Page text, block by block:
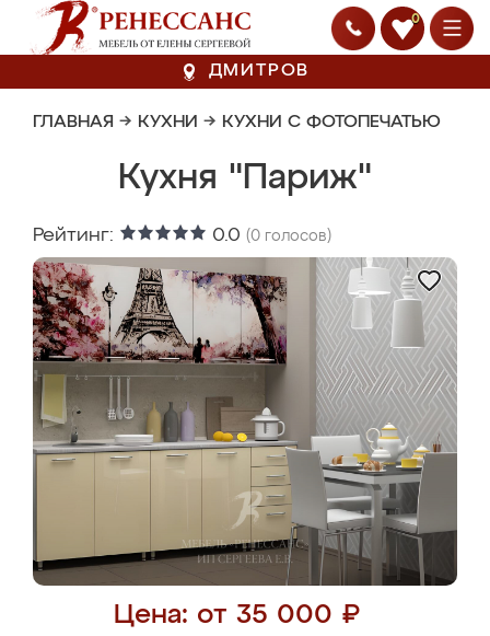
0
ДМИТРОВ
ГЛАВНАЯ → КУХНИ → КУХНИ С ФОТОПЕЧАТЬЮ
Кухня "Париж"
Рейтинг: 0.0 (0 голосов)
Цена: от 35 000 ₽